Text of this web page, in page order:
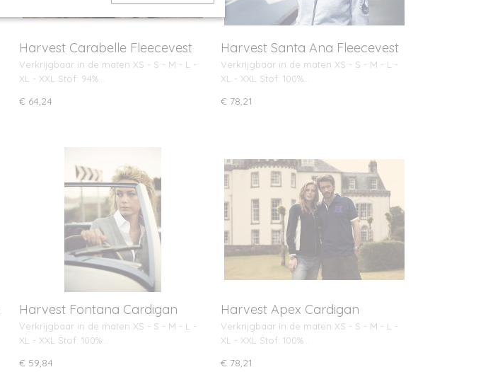
Harvest Carabelle Fleecevest
Verkrijgbaar in de maten XS - S - M - L -
XL - XXL Stof: 94%…
€ 64,24
Harvest Santa Ana Fleecevest
Verkrijgbaar in de maten XS - S - M - L -
XL - XXL Stof: 100%…
€ 78,21
Harvest Fontana Cardigan
(vest)
Verkrijgbaar in de maten XS - S - M - L -
XL - XXL Stof: 100%…
€ 59,84
Harvest Apex Cardigan
Verkrijgbaar in de maten XS - S - M - L -
XL - XXL Stof: 100%…
€ 78,21